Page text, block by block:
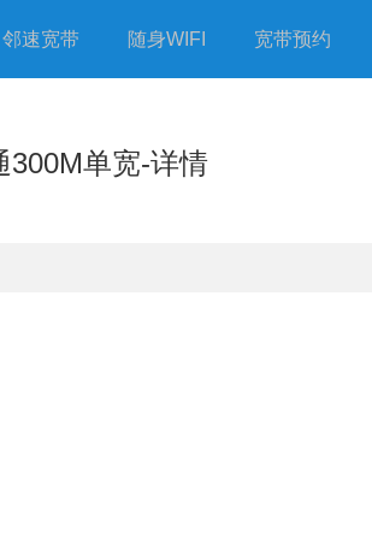
邻速宽带 随身WIFI 宽带预约
300M单宽-详情